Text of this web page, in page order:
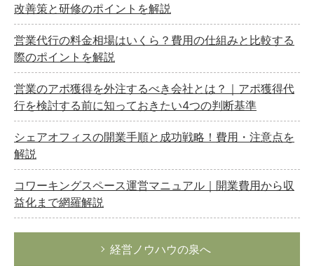
改善策と研修のポイントを解説
営業代行の料金相場はいくら？費用の仕組みと比較する
際のポイントを解説
営業のアポ獲得を外注するべき会社とは？｜アポ獲得代
行を検討する前に知っておきたい4つの判断基準
シェアオフィスの開業手順と成功戦略！費用・注意点を
解説
コワーキングスペース運営マニュアル｜開業費用から収
益化まで網羅解説
経営ノウハウの泉へ